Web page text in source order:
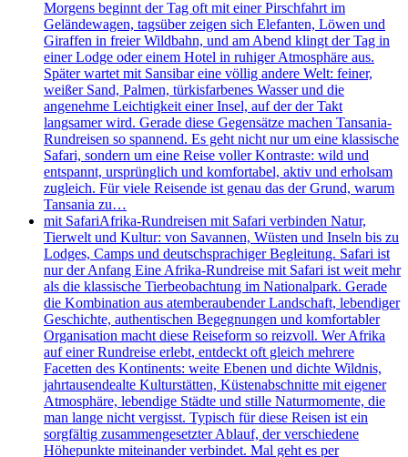
Morgens beginnt der Tag oft mit einer Pirschfahrt im
Geländewagen, tagsüber zeigen sich Elefanten, Löwen und
Giraffen in freier Wildbahn, und am Abend klingt der Tag in
einer Lodge oder einem Hotel in ruhiger Atmosphäre aus.
Später wartet mit Sansibar eine völlig andere Welt: feiner,
weißer Sand, Palmen, türkisfarbenes Wasser und die
angenehme Leichtigkeit einer Insel, auf der der Takt
langsamer wird. Gerade diese Gegensätze machen Tansania-
Rundreisen so spannend. Es geht nicht nur um eine klassische
Safari, sondern um eine Reise voller Kontraste: wild und
entspannt, ursprünglich und komfortabel, aktiv und erholsam
zugleich. Für viele Reisende ist genau das der Grund, warum
Tansania zu…
mit SafariAfrika-Rundreisen mit Safari verbinden Natur,
Tierwelt und Kultur: von Savannen, Wüsten und Inseln bis zu
Lodges, Camps und deutschsprachiger Begleitung. Safari ist
nur der Anfang Eine Afrika-Rundreise mit Safari ist weit mehr
als die klassische Tierbeobachtung im Nationalpark. Gerade
die Kombination aus atemberaubender Landschaft, lebendiger
Geschichte, authentischen Begegnungen und komfortabler
Organisation macht diese Reiseform so reizvoll. Wer Afrika
auf einer Rundreise erlebt, entdeckt oft gleich mehrere
Facetten des Kontinents: weite Ebenen und dichte Wildnis,
jahrtausendealte Kulturstätten, Küstenabschnitte mit eigener
Atmosphäre, lebendige Städte und stille Naturmomente, die
man lange nicht vergisst. Typisch für diese Reisen ist ein
sorgfältig zusammengesetzter Ablauf, der verschiedene
Höhepunkte miteinander verbindet. Mal geht es per